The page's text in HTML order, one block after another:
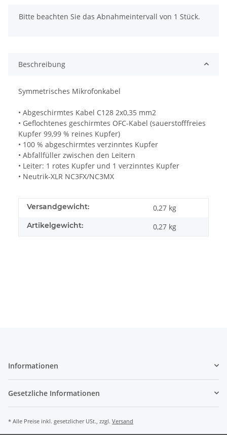
x
Bitte beachten Sie das Abnahmeintervall von 1 Stück.
Beschreibung
Symmetrisches Mikrofonkabel
• Abgeschirmtes Kabel C128 2x0,35 mm2
• Geflochtenes geschirmtes OFC-Kabel (sauerstofffreies
Kupfer 99,99 % reines Kupfer)
• 100 % abgeschirmtes verzinntes Kupfer
• Abfallfüller zwischen den Leitern
• Leiter: 1 rotes Kupfer und 1 verzinntes Kupfer
• Neutrik-XLR NC3FX/NC3MX
Versandgewicht: 0,27 kg
Artikelgewicht: 0,27 kg
Informationen
Gesetzliche Informationen
* Alle Preise inkl. gesetzlicher USt., zzgl. Versand